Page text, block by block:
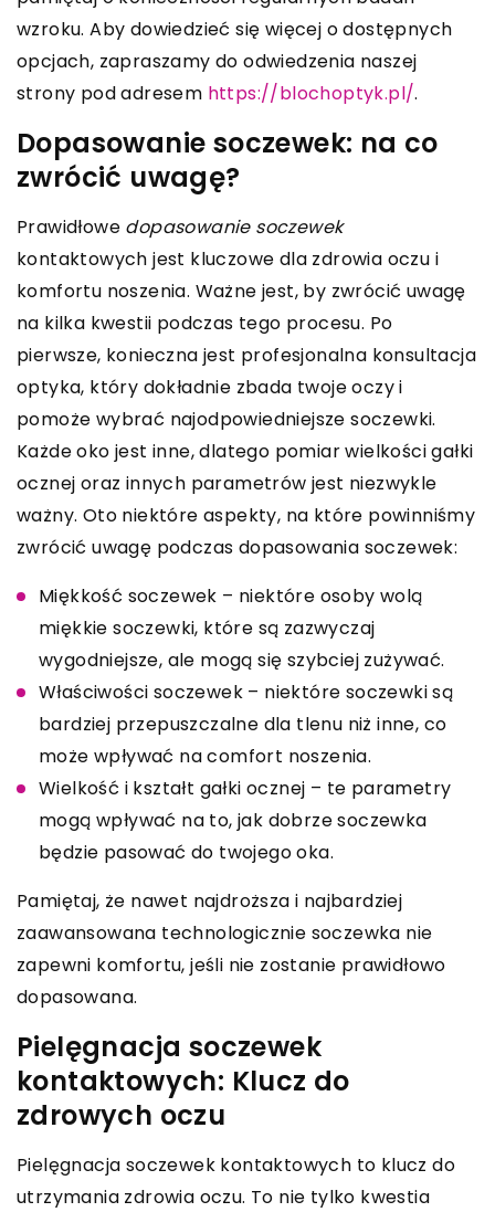
wzroku. Aby dowiedzieć się więcej o dostępnych
opcjach, zapraszamy do odwiedzenia naszej
strony pod adresem https://blochoptyk.pl/.
Dopasowanie soczewek: na co
zwrócić uwagę?
Prawidłowe dopasowanie soczewek
kontaktowych jest kluczowe dla zdrowia oczu i
komfortu noszenia. Ważne jest, by zwrócić uwagę
na kilka kwestii podczas tego procesu. Po
pierwsze, konieczna jest profesjonalna konsultacja
optyka, który dokładnie zbada twoje oczy i
pomoże wybrać najodpowiedniejsze soczewki.
Każde oko jest inne, dlatego pomiar wielkości gałki
ocznej oraz innych parametrów jest niezwykle
ważny. Oto niektóre aspekty, na które powinniśmy
zwrócić uwagę podczas dopasowania soczewek:
Miękkość soczewek – niektóre osoby wolą
miękkie soczewki, które są zazwyczaj
wygodniejsze, ale mogą się szybciej zużywać.
Właściwości soczewek – niektóre soczewki są
bardziej przepuszczalne dla tlenu niż inne, co
może wpływać na comfort noszenia.
Wielkość i kształt gałki ocznej – te parametry
mogą wpływać na to, jak dobrze soczewka
będzie pasować do twojego oka.
Pamiętaj, że nawet najdroższa i najbardziej
zaawansowana technologicznie soczewka nie
zapewni komfortu, jeśli nie zostanie prawidłowo
dopasowana.
Pielęgnacja soczewek
kontaktowych: Klucz do
zdrowych oczu
Pielęgnacja soczewek kontaktowych to klucz do
utrzymania zdrowia oczu. To nie tylko kwestia